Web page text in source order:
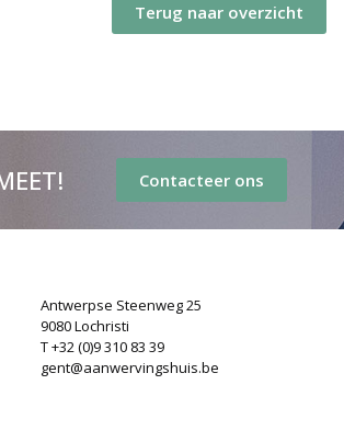
Terug naar overzicht
Contacteer ons
Antwerpse Steenweg 25
9080 Lochristi
T +32 (0)9 310 83 39
gent@aanwervingshuis.be